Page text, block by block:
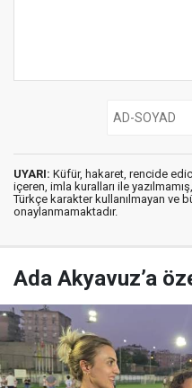
UYARI: Küfür, hakaret, rencide
içeren, imla kuralları ile yazılmamış,
Türkçe karakter kullanılmayan ve
onaylanmamaktadır.
Ada Akyavuz’a